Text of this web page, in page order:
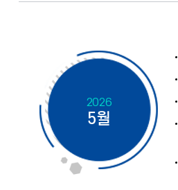
2026
5월